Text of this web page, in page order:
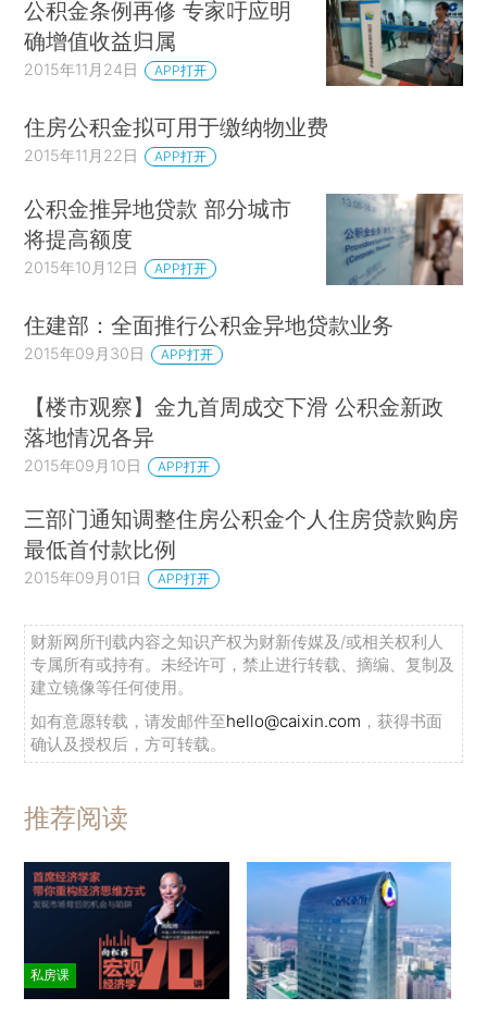
公积金条例再修 专家吁应明
确增值收益归属
2015年11月24日 APP打开
住房公积金拟可用于缴纳物业费
2015年11月22日 APP打开
公积金推异地贷款 部分城市
将提高额度
2015年10月12日 APP打开
住建部：全面推行公积金异地贷款业务
2015年09月30日 APP打开
【楼市观察】金九首周成交下滑 公积金新政
落地情况各异
2015年09月10日 APP打开
三部门通知调整住房公积金个人住房贷款购房
最低首付款比例
2015年09月01日 APP打开
财新网所刊载内容之知识产权为财新传媒及/或相关权利人
专属所有或持有。未经许可，禁止进行转载、摘编、复制及
建立镜像等任何使用。
如有意愿转载，请发邮件至hello@caixin.com ，获得书面
确认及授权后，方可转载。
推荐阅读
私房课